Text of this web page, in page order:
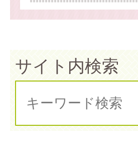
サイト内検索